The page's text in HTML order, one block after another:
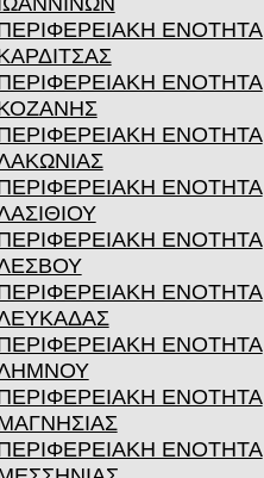
ΕΝΟΤΗΤΑ
ΕΝΟΤΗΤΑ
ΕΝΟΤΗΤΑ
ΕΝΟΤΗΤΑ
ΕΝΟΤΗΤΑ
ΕΝΟΤΗΤΑ
ΕΝΟΤΗΤΑ
ΕΝΟΤΗΤΑ
ΕΝΟΤΗΤΑ